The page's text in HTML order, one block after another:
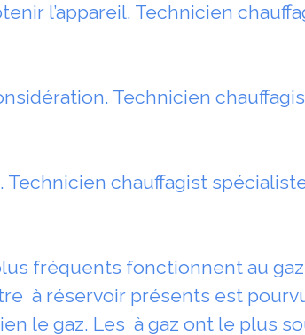
l’appareil. Technicien
Technicien
Technicien chauffagist
fréquents fonctionnent au
à réservoir présents est
le gaz. Les à gaz ont le plus